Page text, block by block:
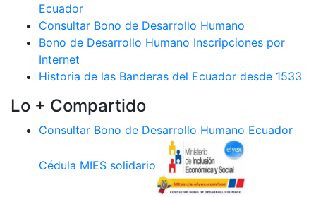
Ecuador
Consultar Bono de Desarrollo Humano
Bono de Desarrollo Humano Inscripciones por
Internet
Historia de las Banderas del Ecuador desde 1533
Lo + Compartido
Consultar Bono de Desarrollo Humano Ecuador
Cédula MIES solidario